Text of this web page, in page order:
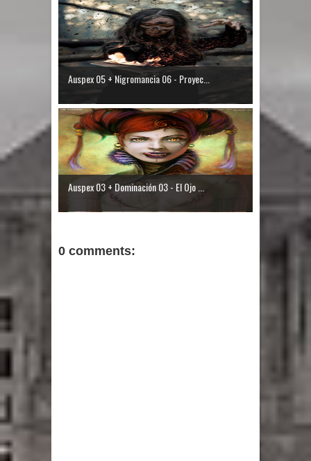
Auspex 05 + Nigromancia 06 - Proyec...
Auspex 03 + Dominación 03 - El Ojo ...
0 comments: